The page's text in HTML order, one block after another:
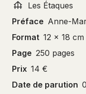
Les Étaques
Préface Anne-
Format 12 x 18 cm
Page 250 pages
Prix 14 €
Date de parution